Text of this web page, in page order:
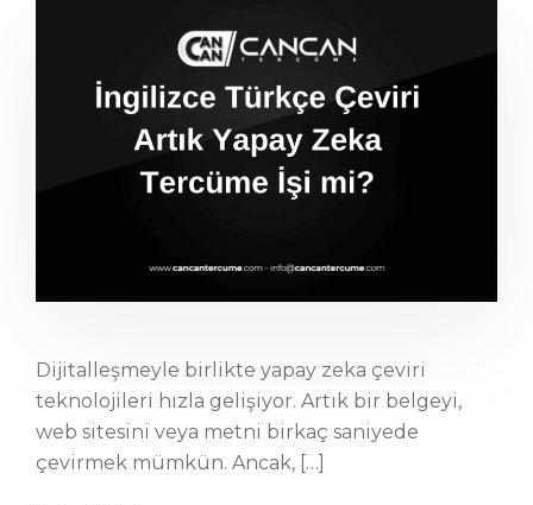
Dijitalleşmeyle birlikte yapay zeka çeviri
teknolojileri hızla gelişiyor. Artık bir belgeyi,
web sitesini veya metni birkaç saniyede
çevirmek mümkün. Ancak, […]